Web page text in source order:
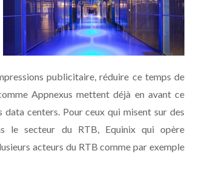
publicitaire, réduire ce temps de
Appnexus mettent déjà en avant ce
centers. Pour ceux qui misent sur des
le secteur du RTB, Equinix qui opère
acteurs du RTB comme par exemple